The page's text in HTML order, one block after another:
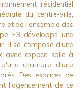
résidentiel
du centre-ville,
et de l'ensemble des
F3 développe une
Il se compose d'une
avec espace salle à
chambre, d'une
Des espaces de
l'agencement de ce